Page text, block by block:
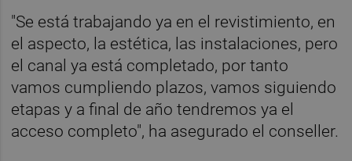
"Se está trabajando ya en el revistimiento, en
el aspecto, la estética, las instalaciones, pero
el canal ya está completado, por tanto
vamos cumpliendo plazos, vamos siguiendo
etapas y a final de año tendremos ya el
acceso completo", ha asegurado el conseller.